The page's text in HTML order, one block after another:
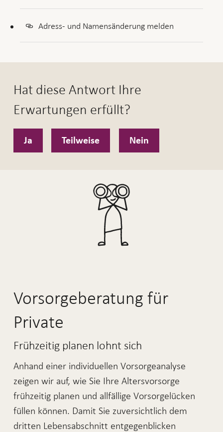
Adress- und Namensänderung melden
Hat diese Antwort Ihre
Erwartungen erfüllt?
Ja Teilweise Nein
Vorsorgeberatung für
Private
Frühzeitig planen lohnt sich
Anhand einer individuellen Vorsorgeanalyse
zeigen wir auf, wie Sie Ihre Altersvorsorge
frühzeitig planen und allfällige Vorsorgelücken
füllen können. Damit Sie zuversichtlich dem
dritten Lebensabschnitt entgegenblicken